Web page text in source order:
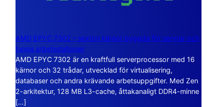
AMD EPYC 7302 – sexton kärnor byggda för servrar och
tunga arbetsstationer
AMD EPYC 7302 är en kraftfull serverprocessor med 16
kärnor och 32 trådar, utvecklad för virtualisering,
databaser och andra krävande arbetsuppgifter. Med Zen
2-arkitektur, 128 MB L3-cache, åttakanaligt DDR4-minne
[…]